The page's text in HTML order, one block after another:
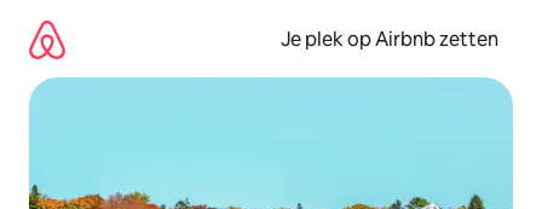
direct
naar
inhoud
Je plek op Airbnb zetten